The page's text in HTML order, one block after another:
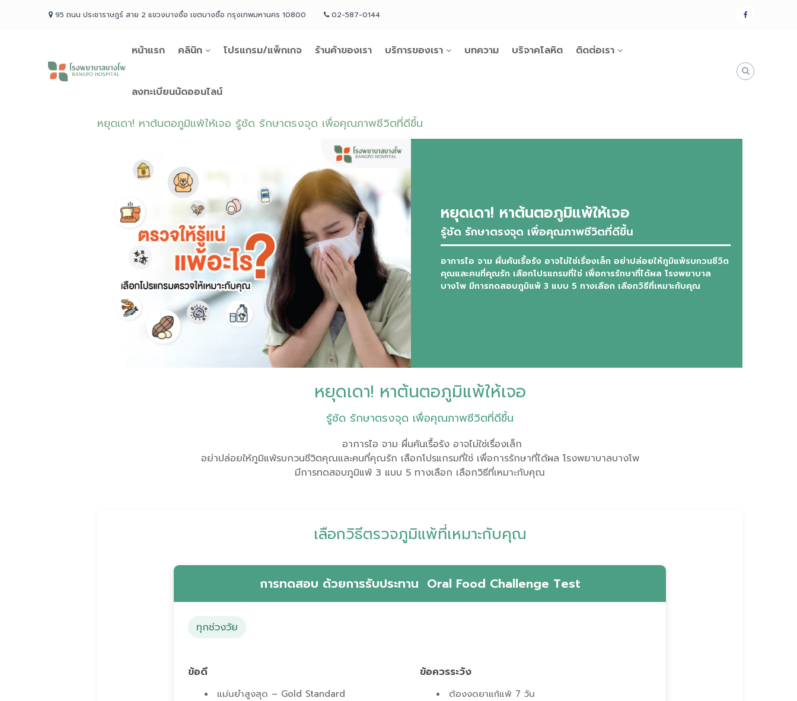
95 ถนน ประชาราษฎร์ สาย 2 แขวงบางซื่อ เขตบางซื่อ กรุงเทพมหานคร 10800 02-587-0144 แฟน
โรง
พยาบาล
บางโพ
หน้าแรก คลินิก โปรแกรม/แพ็กเกจ ร้านค้าของเรา บริการของเรา บทความ บริจาคโลหิต ติดต่อเรา
ลงทะเบียนนัดออนไลน์
หยุดเดา! หาต้นตอภูมิแพ้ให้เจอ รู้ชัด รักษาตรงจุด เพื่อคุณภาพชีวิตที่ดีขึ้น
หยุดเดา! หาต้นตอภูมิแพ้ให้เจอ
รู้ชัด รักษาตรงจุด เพื่อคุณภาพชีวิตที่ดีขึ้น
อาการไอ จาม ผื่นคันเรื้อรัง อาจไม่ใช่เรื่องเล็ก อย่าปล่อยให้ภูมิแพ้รบกวนชีวิต
คุณและคนที่คุณรัก เลือกโปรแกรมที่ใช่ เพื่อการรักษาที่ได้ผล โรงพยาบาล
บางโพ มีการทดสอบภูมิแพ้ 3 แบบ 5 ทางเลือก เลือกวิธีที่เหมาะกับคุณ
หยุดเดา! หาต้นตอภูมิแพ้ให้เจอ
รู้ชัด รักษาตรงจุด เพื่อคุณภาพชีวิตที่ดีขึ้น
อาการไอ จาม ผื่นคันเรื้อรัง อาจไม่ใช่เรื่องเล็ก
อย่าปล่อยให้ภูมิแพ้รบกวนชีวิตคุณและคนที่คุณรัก เลือกโปรแกรมที่ใช่ เพื่อการรักษาที่ได้ผล โรงพยาบาลบางโพ
มีการทดสอบภูมิแพ้ 3 แบบ 5 ทางเลือก เลือกวิธีที่เหมาะกับคุณ
เลือกวิธีตรวจภูมิแพ้ที่เหมาะกับคุณ
การทดสอบ ด้วยการรับประทาน Oral Food Challenge Test
ทุกช่วงวัย
ข้อดี
แม่นยำสูงสุด – Gold Standard
ข้อควรระวัง
ต้องงดยาแก้แพ้ 7 วัน